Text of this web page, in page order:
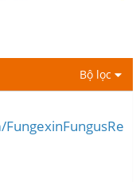
Bộ lọc